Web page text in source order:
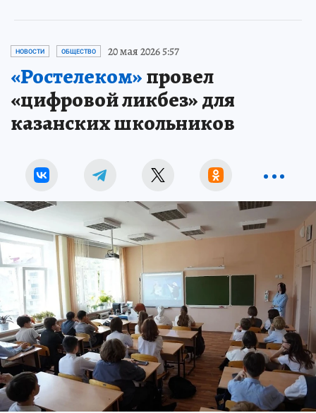
НОВОСТИ ОБЩЕСТВО 20 мая 2026 5:57
«Ростелеком»провел
«цифровой ликбез» для
казанских школьников